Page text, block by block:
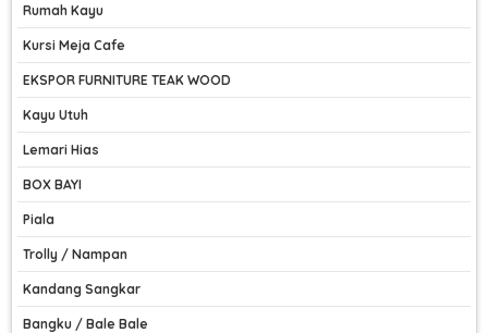
Rumah Kayu
Kursi Meja Cafe
EKSPOR FURNITURE TEAK WOOD
Kayu Utuh
Lemari Hias
BOX BAYI
Piala
Trolly / Nampan
Kandang Sangkar
Bangku / Bale Bale